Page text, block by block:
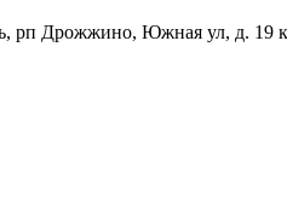
рп Дрожжино, Южная ул, д. 19